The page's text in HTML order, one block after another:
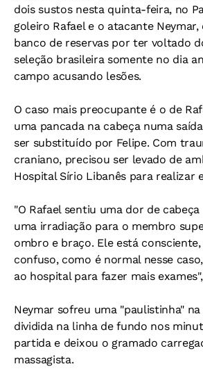
dois sustos nesta quinta-feira, no
goleiro Rafael e o atacante
banco de reservas por ter voltado
seleção brasileira somente no dia
campo acusando lesões.
O caso mais preocupante é o de
uma pancada na cabeça numa
ser substituído por Felipe. Com
craniano, precisou ser levado de
Hospital Sírio Libanês para realizar
"O Rafael sentiu uma dor de
uma irradiação para o membro
ombro e braço. Ele está
confuso, como é normal nesse
ao hospital para fazer mais
Neymar sofreu uma "paulistinha"
dividida na linha de fundo nos
partida e deixou o gramado
massagista.